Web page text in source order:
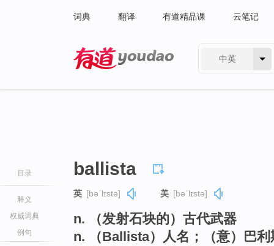
词典 翻译 有道精品课 云笔记
中英
目录
释义
权威词典
例句
ballista
英 [bəˈlɪstə] 美 [bəˈlɪstə]
n. （发射石块的）古代武器
n. （Ballista）人名；（意）巴利